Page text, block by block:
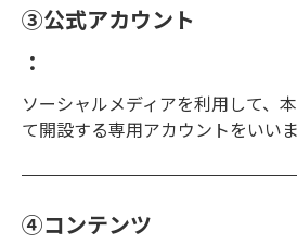
③公式アカウント
：
ソーシャルメディアを利用して、
て開設する専用アカウントをいいま
④コンテンツ